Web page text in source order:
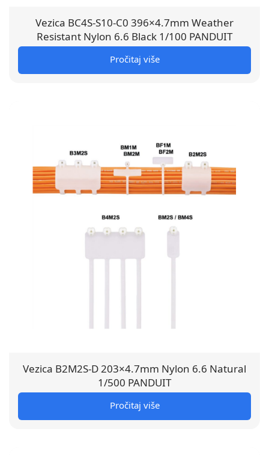
Vezica BC4S-S10-C0 396×4.7mm Weather
Resistant Nylon 6.6 Black 1/100 PANDUIT
Pročitaj više
Vezica B2M2S-D 203×4.7mm Nylon 6.6 Natural
1/500 PANDUIT
Pročitaj više